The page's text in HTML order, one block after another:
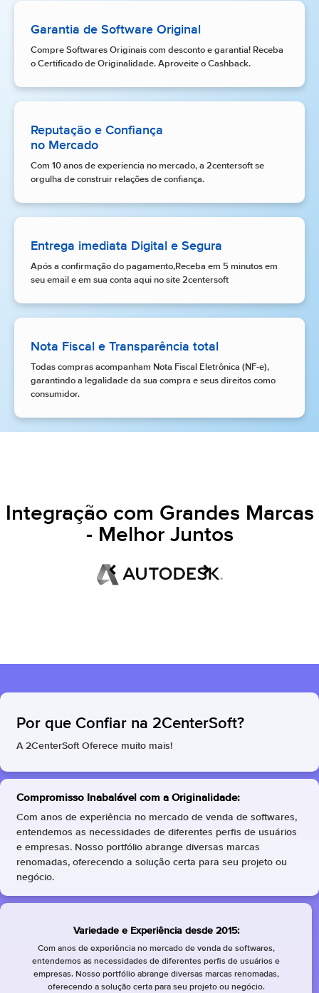
Garantia de Software Original
Compre Softwares Originais com desconto e garantia! Receba
o Certificado de Originalidade. Aproveite o Cashback.
Reputação e Confiança
no Mercado
Com 10 anos de experiencia no mercado, a 2centersoft se
orgulha de construir relações de confiança.
Entrega imediata Digital e Segura
Após a confirmação do pagamento,Receba em 5 minutos em
seu email e em sua conta aqui no site 2centersoft
Nota Fiscal e Transparência total
Todas compras acompanham Nota Fiscal Eletrônica (NF-e),
garantindo a legalidade da sua compra e seus direitos como
consumidor.
Integração com Grandes Marcas
- Melhor Juntos
Por que Confiar na 2CenterSoft?
A 2CenterSoft Oferece muito mais!
Compromisso Inabalável com a Originalidade:
Com anos de experiência no mercado de venda de softwares,
entendemos as necessidades de diferentes perfis de usuários
e empresas. Nosso portfólio abrange diversas marcas
renomadas, oferecendo a solução certa para seu projeto ou
negócio.
Variedade e Experiência desde 2015:
Com anos de experiência no mercado de venda de softwares,
entendemos as necessidades de diferentes perfis de usuários e
empresas. Nosso portfólio abrange diversas marcas renomadas,
oferecendo a solução certa para seu projeto ou negócio.